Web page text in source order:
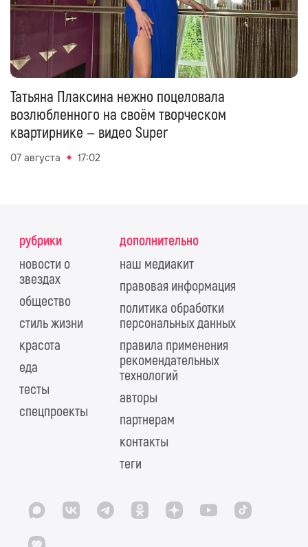
Татьяна Плаксина нежно поцеловала
возлюбленного на своём творческом
квартирнике — видео Super
07 августа 17:02
рубрики
новости о
звездах
общество
стиль жизни
красота
еда
тесты
спецпроекты
дополнительно
наш медиакит
правовая информация
политика обработки
персональных данных
правила применения
рекомендательных
технологий
авторы
партнерам
контакты
теги